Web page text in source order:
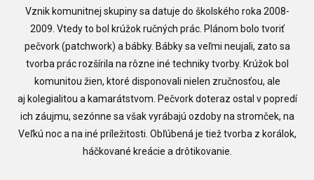
Vznik komunitnej skupiny sa datuje do školského roka 2008-
2009. Vtedy to bol krúžok ručných prác. Plánom bolo tvoriť
pečvork(patchwork) a bábky. Bábky sa veľmi neujali, zato sa
tvorba prác rozšírila na rôzne iné technikytvorby. Krúžok bol
komunitou žien, ktoré disponovali nielen zručnosťou, ale
aj kolegialitou a kamarátstvom. Pečvork doteraz ostal v popredí
ich záujmu, sezónne sa však vyrábajú ozdoby na stromček, na
Veľkú noc a na iné príležitosti. Obľúbená je tiež tvorba z korálok,
háčkované kreácie a drôtikovanie.